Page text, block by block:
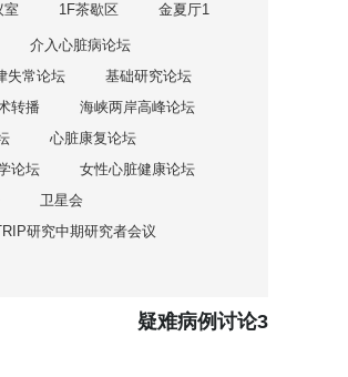
室 1F茶歇区 金夏厅1
介入心脏病论坛
失常论坛
基础研究论坛
转播
海峡两岸高峰论坛
心脏康复论坛
论坛
女性心脏健康论坛
卫星会
研究中期研究者会议
疑难病例讨论3